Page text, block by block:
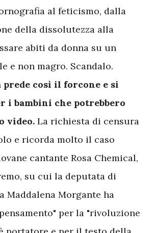
al feticismo, dalla
della dissolutezza alla
abiti da donna su un
e non magro. Scandalo.
così il forcone e si
i bambini che potrebbero
video. La richiesta di censura
e ricorda molto il caso
cantante Rosa Chemical,
su cui la deputata di
Maddalena Morgante ha
per la "rivoluzione